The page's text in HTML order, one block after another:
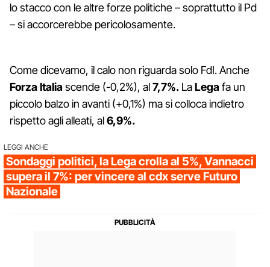
lo stacco con le altre forze politiche – soprattutto il Pd
– si accorcerebbe pericolosamente.
Come dicevamo, il calo non riguarda solo FdI. Anche
Forza Italiascende (-0,2%), al7,7%. LaLegafa un
piccolo balzo in avanti (+0,1%) ma si colloca indietro
rispetto agli alleati, al6,9%.
LEGGI ANCHE
Sondaggi politici, la Lega crolla al 5%, Vannacci
supera il 7%: per vincere al cdx serve Futuro
Nazionale